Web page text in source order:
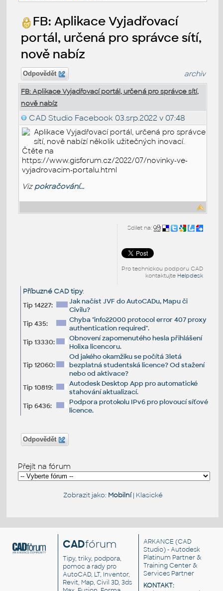
FB: Aplikace Vyjadřovací
portál, určená pro správce sítí,
nově nabíz
Odpovědět archiv
FB: Aplikace Vyjadřovací portál, určená pro správce sítí,
nově nabíz
CAD Studio Facebook 03.srp.2022 v 07:48
Aplikace Vyjadřovací portál, určená pro správce
sítí, nově nabízí několik užitečných inovací.
Čtěte na
https://www.gisforum.cz/2022/07/novinky-ve-
vyjadrovacim-portalu.html
Viz pokračování...
Sdílet na:
Pro technickou podporu CAD
kontaktujte Helpdesk
Příbuzné CAD tipy:
Tip 14227:
Jak načíst JVF do AutoCADu, Mapu či
Civilu?
Tip 435:
Chyba "info22000 protocol error 407 proxy
authentication required".
Tip 13330:
Obnovení zapomenutého hesla přihlášení
Holixa licencoru.
Tip 12060:
Od jakého okamžiku se počítá 3letá
bezplatná studentská licence? Od stažení
nebo od aktivace?
Tip 10819:
Autodesk Desktop App pro automatické
stahování aktualizací.
Tip 6436:
Podpora protokolu IPv6 pro plovoucí síťové
licence.
Odpovědět
Přejít na fórum
Zobrazit jako: Mobilní| Klasické
CADfórum
Tipy, triky, podpora,
pomoc a rady pro
AutoCAD, LT, Inventor,
Revit, Map, Civil 3D, 3ds
ARKANCE (CAD
Studio) - Autodesk
Platinum Partner &
Training Center &
Services Partner
KONTAKT: